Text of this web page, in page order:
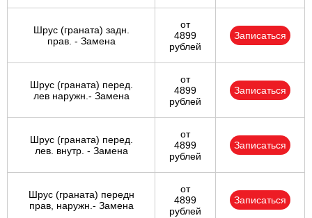
Шрус (граната) задн.
прав. - Замена
от
4899
рублей
Записаться
Шрус (граната) перед.
лев наружн.- Замена
от
4899
рублей
Записаться
Шрус (граната) перед.
лев. внутр. - Замена
от
4899
рублей
Записаться
Шрус (граната) передн
прав, наружн.- Замена
от
4899
рублей
Записаться